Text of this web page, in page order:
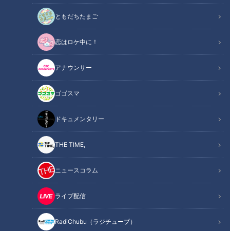
ともだちたまご
恋はロケ中に！
アナウンサー
ゴゴスマ
ドキュメンタリー
THE TIME,
ニュースコラム
ライブ配信
RadiChubu（ラジチューブ）
中日クラウンズ
コラム
去年のドライビングディスタンスは４位、平均飛距離300ヤー
ド超えの飛ばし屋の幡地が中日クラウンズではまさかの決断を
くだす。
関連リンク
ウンズ」
「ドライバーを持っているとやっぱ打ちたくなっちゃうんで、
もうその選択肢を一旦消してみよう」
自分の性格を「ひねくれている」と話す幡地。精神的にムラが
あるという。昨シーズンはそこを見直した。その結果、1年間
でツアー初優勝を含む3勝挙げた（国内ツアー2勝、海外ツア